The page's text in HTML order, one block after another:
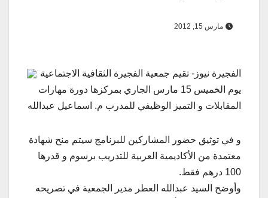
مارس 15, 2012
الفجيرة نيوز- تقيم جمعية الفجيرة الثقافية الاجتماعية
يوم الخميس 15 مارس الجاري بمركزها دورة مهارات
المقابلات و التميز الوظيفي للمدرب م. اسماعيل عبدالله
و في توثيق حضور المشاركين للبرنامج سيتم منح شهادة
معتمدة من الأكاديمية العربية للتدريب برسوم و قدرها
100 درهم فقط.
وأوضح السيد عبدالله العطر مدير الجمعية في تصريحه